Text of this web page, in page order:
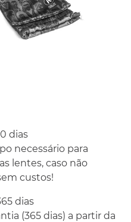
dias
necessário para
lentes, caso não
custos!
dias
(365 dias) a partir da